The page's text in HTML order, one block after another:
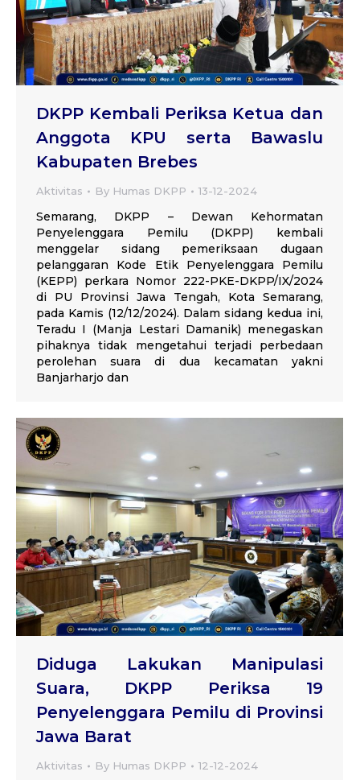
DKPP Kembali Periksa Ketua dan
Anggota KPU serta Bawaslu
Kabupaten Brebes
Aktivitas By Humas DKPP 13-12-2024
Semarang, DKPP – Dewan Kehormatan
Penyelenggara Pemilu (DKPP) kembali
menggelar sidang pemeriksaan dugaan
pelanggaran Kode Etik Penyelenggara Pemilu
(KEPP) perkara Nomor 222-PKE-DKPP/IX/2024
di PU Provinsi Jawa Tengah, Kota Semarang,
pada Kamis (12/12/2024). Dalam sidang kedua ini,
Teradu I (Manja Lestari Damanik) menegaskan
pihaknya tidak mengetahui terjadi perbedaan
perolehan suara di dua kecamatan yakni
Banjarharjo dan
Diduga Lakukan Manipulasi
Suara, DKPP Periksa 19
Penyelenggara Pemilu di Provinsi
Jawa Barat
Aktivitas By Humas DKPP 12-12-2024